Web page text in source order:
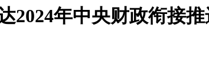
2024年中央财政衔接